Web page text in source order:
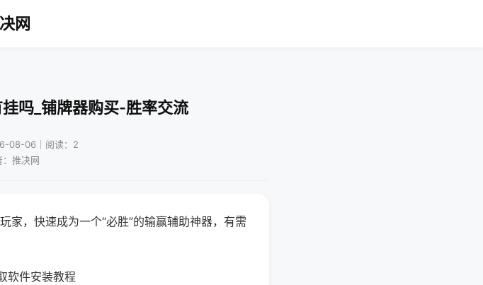
网
吗_铺牌器购买-胜率交流
08-06｜阅读：2
：推决网
家，快速成为一个“必胜”的输赢辅助神器，有需
软件安装教程